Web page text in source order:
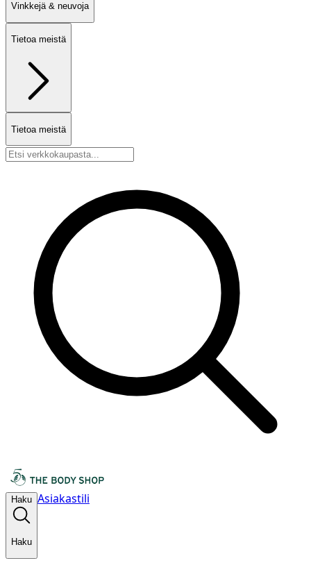
Vinkkejä & neuvoja
Tietoa meistä
Tietoa meistä
Haku
Haku
Asiakastili